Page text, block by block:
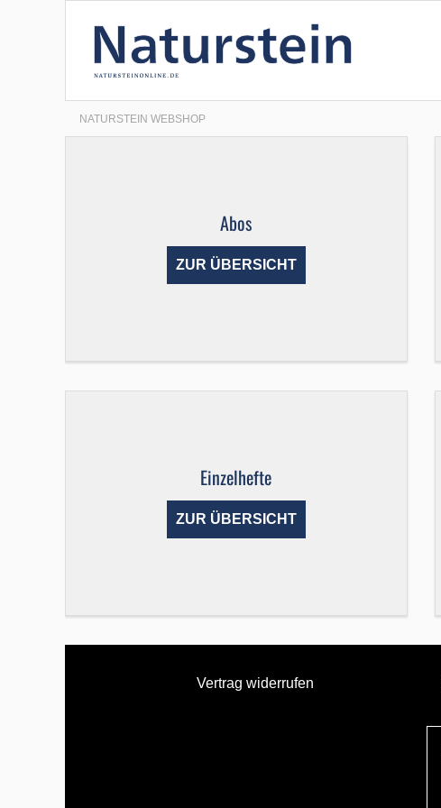
NATURSTEIN WEBSHOP
Abos
ZUR ÜBERSICHT
Einzelhefte
ZUR ÜBERSICHT
Vertrag widerrufen